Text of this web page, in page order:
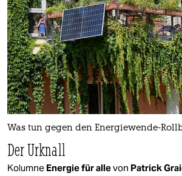
Was tun gegen den Energiewende-
Der Urknall
Kolumne Energie für allevon Patrick